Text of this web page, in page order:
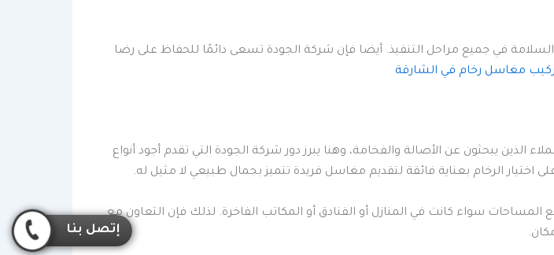
في جميع مراحل التنفيذ. أيضا فإن شركة الجودة تسعى دائمًا للحفاظ على رضا
مغاسل رخام في الشارقة
يبحثون عن الأصالة والفخامة، وهنا يبرز دور شركة الجودة التي تقدم أجود أنواع
الرخام بعناية فائقة لتقديم مغاسل فريدة تتميز بجمال طبيعي لا مثيل له.
سواء كانت في المنازل أو الفنادق أو المكاتب الفاخرة. لذلك فإن التعاون مع
إتصل بنا